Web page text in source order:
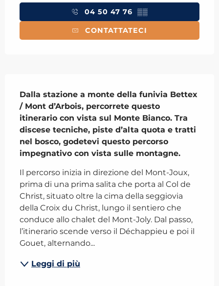
04 50 47 76 ▒▒
CONTATTATECI
Dalla stazione a monte della funivia Bettex
/ Mont d’Arbois, percorrete questo
itinerario con vista sul Monte Bianco. Tra
discese tecniche, piste d’alta quota e tratti
nel bosco, godetevi questo percorso
impegnativo con vista sulle montagne.
Il percorso inizia in direzione del Mont-Joux,
prima di una prima salita che porta al Col de
Christ, situato oltre la cima della seggiovia
della Croix du Christ, lungo il sentiero che
conduce allo chalet del Mont-Joly. Dal passo,
l’itinerario scende verso il Déchappieu e poi il
Gouet, alternando...
Leggi di più